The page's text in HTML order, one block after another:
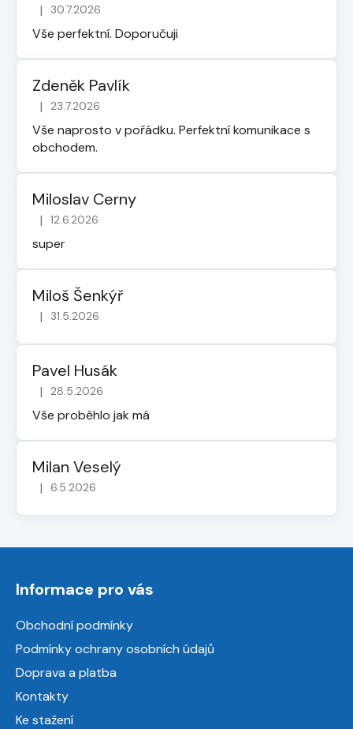
Hodnocení obchodu je 5 z 5 hvězdiček.
| 30.7.2026
Vše perfektní. Doporučuji
Zdeněk Pavlík
Hodnocení obchodu je 5 z 5 hvězdiček.
| 23.7.2026
Vše naprosto v pořádku. Perfektní komunikace s
obchodem.
Miloslav Cerny
Hodnocení obchodu je 5 z 5 hvězdiček.
| 12.6.2026
super
Miloš Šenkýř
Hodnocení obchodu je 5 z 5 hvězdiček.
| 31.5.2026
Pavel Husák
Hodnocení obchodu je 5 z 5 hvězdiček.
| 28.5.2026
Vše proběhlo jak má
Milan Veselý
Hodnocení obchodu je 5 z 5 hvězdiček.
| 6.5.2026
Informace pro vás
Obchodní podmínky
Podmínky ochrany osobních údajů
Doprava a platba
Kontakty
Ke stažení